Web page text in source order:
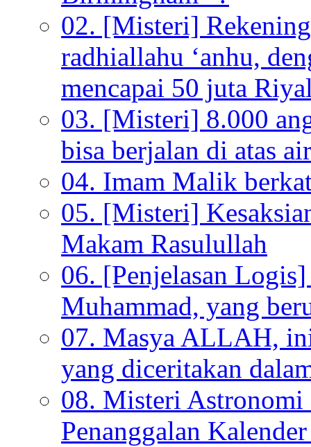
02. [Misteri]
radhiallahu ‘anhu,
mencapai 50 juta
03. [Misteri] 8.000
bisa berjalan di atas
04. Imam Malik
05. [Misteri]
Makam Rasulullah
06. [Penjelasan
Muhammad, yang
07. Masya ALLAH,
yang diceritakan
08. Misteri Astronomi
Penanggalan